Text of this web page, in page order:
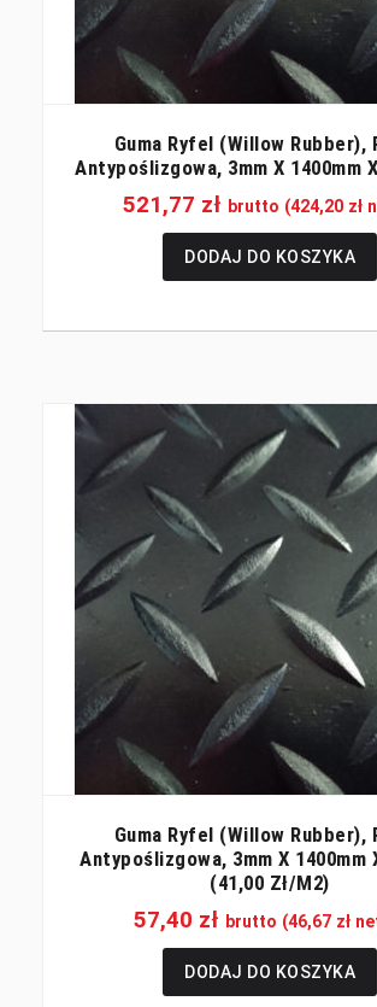
Guma Ryfel (willow Rubber),
Antypoślizgowa, 3mm X 1400mm
521,77 zł brutto (424,20 zł
DODAJ DO KOSZYKA
Guma Ryfel (willow Rubber),
Antypoślizgowa, 3mm X 1400mm
(41,00 Zł/m2)
57,40 zł brutto (46,67 zł
DODAJ DO KOSZYKA